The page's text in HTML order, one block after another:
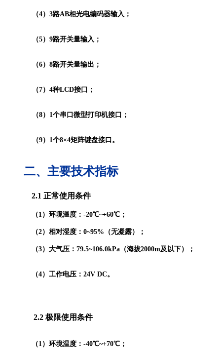
（4）3路AB相光电编码器输入；
（5）9路开关量输入；
（6）8路开关量输出；
（7）4种LCD接口；
（8）1个串口微型打印机接口；
（9）1个8×4矩阵键盘接口。
二、主要技术指标
2.1 正常使用条件
（1）环境温度：-20℃~+60℃；
（2）相对湿度：0~95%（无凝露）；
（3）大气压：79.5~106.0kPa（海拔2000m及以下）；
（4）工作电压：24V DC。
2.2 极限使用条件
（1）环境温度：-40℃~+70℃；